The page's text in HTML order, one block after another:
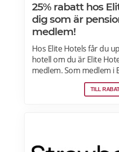
25% rabatt hos
dig som är
medlem!
Hos Elite Hotels får du
hotell om du är Elite
medlem. Som medlem i
får du tillgång till unika
erbjudanden. Du kan
TILL